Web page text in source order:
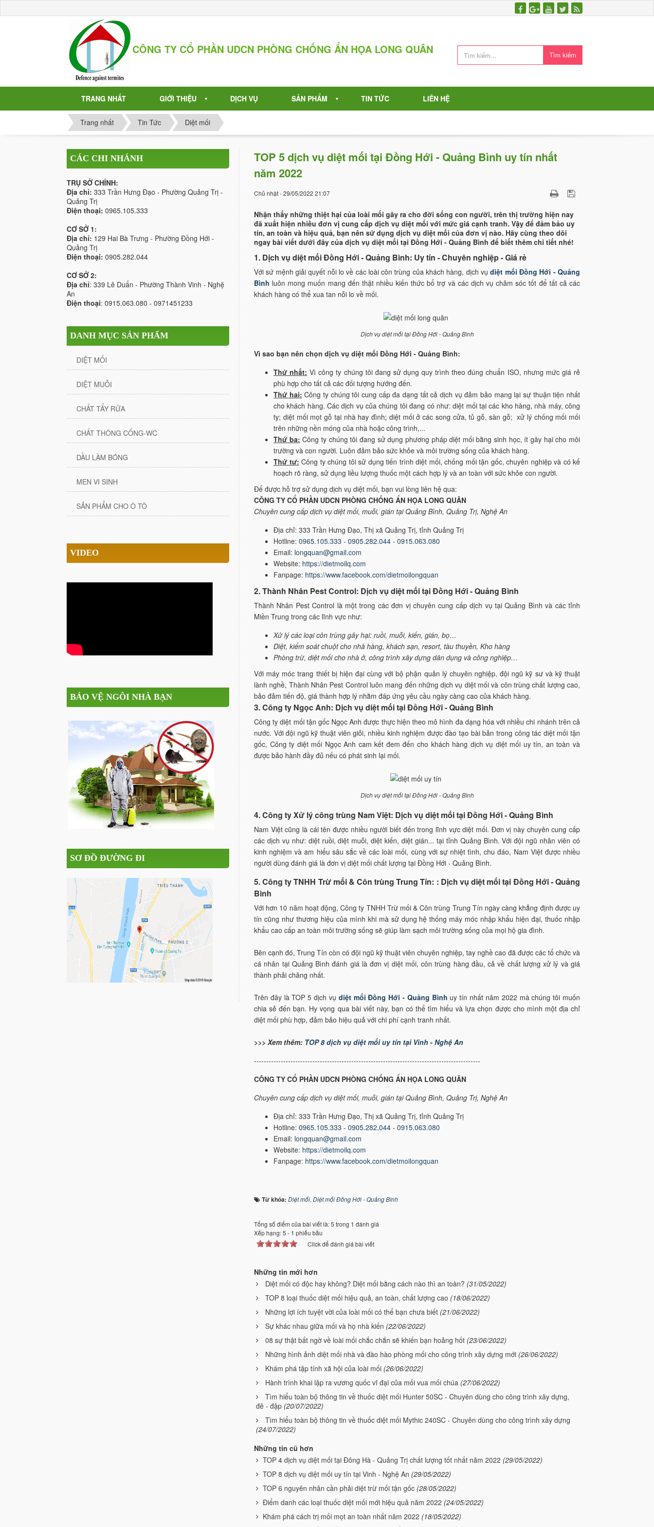
CÔNG TY CỔ PHẦN UDCN PHÒNG CHỐNG ẨN HỌA LONG QUÂN Tìm kiếm
TRANG NHẤT GIỚI THIỆU ▼ DỊCH VỤ SẢN PHẨM ▼ TIN TỨC LIÊN HỆ
Trang nhất Tin Tức Diệt mối
TOP 5 dịch vụ diệt mối tại Đồng Hới - Quảng Bình uy tín nhất
năm 2022
Chủ nhật - 29/05/2022 21:07
Nhận thấy những thiệt hại của loài mối gây ra cho đời sống con người, trên thị trường hiện nay
đã xuất hiện nhiều đơn vị cung cấp dịch vụ diệt mối với mức giá cạnh tranh. Vậy để đảm bảo uy
tín, an toàn và hiệu quả, bạn nên sử dụng dịch vụ diệt mối của đơn vị nào. Hãy cùng theo dõi
ngay bài viết dưới đây của dịch vụ diệt mối tại Đồng Hới - Quảng Bình để biết thêm chi tiết nhé!
1. Dịch vụ diệt mối Đồng Hới - Quảng Bình: Uy tín - Chuyên nghiệp - Giá rẻ
Với sứ mệnh giải quyết nỗi lo về các loài côn trùng của khách hàng, dịch vụdiệt mối Đồng Hới - Quảng
Bình luôn mong muốn mang đến thật nhiều kiến thức bổ trợ và các dịch vụ chăm sóc tốt để tất cả các
khách hàng có thể xua tan nỗi lo về mối.
Dịch vụ diệt mối tại Đồng Hới - Quảng Bình
Vì sao bạn nên chọn dịch vụ diệt mối Đồng Hới - Quảng Bình:
Thứ nhất: Vì công ty chúng tôi đang sử dụng quy trình theo đúng chuẩn ISO, nhưng mức giá rẻ
phù hợp cho tất cả các đối tượng hướng đến.
Thứ hai: Công ty chúng tôi cung cấp đa dạng tất cả dịch vụ đảm bảo mang lại sự thuận tiện nhất
cho khách hàng. Các dịch vụ của chúng tôi đang có như: diệt mối tại các kho hàng, nhà máy, công
ty; diệt mối mọt gỗ tại nhà hay đình; diệt mối ở các song cửa, tủ gỗ, sàn gỗ; xử lý chống mối mối
trên những nền móng của nhà hoặc công trình,...
Thứ ba: Công ty chúng tôi đang sử dụng phương pháp diệt mối bằng sinh học, ít gây hại cho môi
trường và con người. Luôn đảm bảo sức khỏe và môi trường sống của khách hàng.
Thứ tư: Công ty chúng tôi sử dụng tiến trình diệt mối, chống mối tận gốc, chuyên nghiệp và có kế
hoạch rõ ràng, sử dụng liều lượng thuốc một cách hợp lý và an toàn với sức khỏe con người.
Để được hỗ trợ sử dụng dịch vụ diệt mối, bạn vui lòng liên hệ qua:
CÔNG TY CỔ PHẦN UDCN PHÒNG CHỐNG ẨN HỌA LONG QUÂN
Chuyên cung cấp dịch vụ diệt mối, muỗi, gián tại Quảng Bình, Quảng Trị, Nghệ An
Địa chỉ: 333 Trần Hưng Đạo, Thị xã Quảng Trị, tỉnh Quảng Trị
Hotline: 0965.105.333 - 0905.282.044 - 0915.063.080
Email: longquan@gmail.com
Website: https://dietmoilq.com
Fanpage: https://www.facebook.com/dietmoilongquan
2. Thành Nhân Pest Control: Dịch vụ diệt mối tại Đồng Hới - Quảng Bình
Thành Nhân Pest Control là một trong các đơn vị chuyên cung cấp dịch vụ tại Quảng Bình và các tỉnh
Miền Trung trong các lĩnh vực như:
Xử lý các loại côn trùng gây hại: ruồi, muỗi, kiến, gián, bọ…
Diệt, kiểm soát chuột cho nhà hàng, khách sạn, resort, tàu thuyền, Kho hàng
Phòng trừ, diệt mối cho nhà ở, công trình xây dựng dân dụng và công nghiệp…
Với máy móc trang thiết bị hiện đại cùng với bộ phận quản lý chuyên nghiệp, đội ngũ kỹ sư và kỹ thuật
lành nghề, Thành Nhân Pest Control luôn mang đến những dịch vụ diệt mối và côn trùng chất lượng cao,
bảo đảm tiến độ, giá thành hợp lý nhằm đáp ứng yêu cầu ngày càng cao của khách hàng.
3. Công ty Ngọc Anh: Dịch vụ diệt mối tại Đồng Hới - Quảng Bình
Công ty diệt mối tận gốc Ngọc Anh được thực hiện theo mô hình đa dạng hóa với nhiều chi nhánh trên cả
nước. Với đội ngũ kỹ thuật viên giỏi, nhiều kinh nghiệm được đào tạo bài bản trong công tác diệt mối tận
gốc, Công ty diệt mối Ngọc Anh cam kết đem đến cho khách hàng dịch vụ diệt mối uy tín, an toàn và
được bảo hành đầy đủ nếu có phát sinh lại mối.
Dịch vụ diệt mối tại Đồng Hới - Quảng Bình
4. Công ty Xử lý công trùng Nam Việt: Dịch vụ diệt mối tại Đồng Hới - Quảng Bình
Nam Việt cũng là cái tên được nhiều người biết đến trong lĩnh vực diệt mối. Đơn vị này chuyên cung cấp
các dịch vụ như: diệt ruồi, diệt muỗi, diệt kiến, diệt gián... tại tỉnh Quảng Bình. Với đội ngũ nhân viên có
kinh nghiệm và am hiểu sâu sắc về các loài mối, cùng với sự nhiệt tình, chu đáo, Nam Việt được nhiều
người dùng đánh giá là đơn vị diệt mối chất lượng tại Đồng Hới - Quảng Bình.
5. Công ty TNHH Trừ mối & Côn trùng Trung Tín: : Dịch vụ diệt mối tại Đồng Hới - Quảng
Bình
Với hơn 10 năm hoạt động, Công ty TNHH Trừ mối & Côn trùng Trung Tín ngày càng khẳng định được uy
tín cũng như thương hiệu của mình khi mà sử dụng hệ thống máy móc nhập khẩu hiện đại, thuốc nhập
khẩu cao cấp an toàn môi trường sống sẽ giúp làm sạch môi trường sống của mọi hộ gia đình.
Bên cạnh đó, Trung Tín còn có đội ngũ kỹ thuật viên chuyên nghiệp, tay nghề cao đã được các tổ chức và
cá nhân tại Quảng Bình đánh giá là đơn vị diệt mối, côn trùng hàng đầu, cả về chất lượng xử lý và giá
thành phải chăng nhất.
Trên đây là TOP 5 dịch vụ diệt mối Đồng Hới - Quảng Bình uy tín nhất năm 2022 mà chúng tôi muốn
chia sẻ đến bạn. Hy vọng qua bài viết này, bạn có thể tìm hiểu và lựa chọn được cho mình một địa chỉ
diệt mối phù hợp, đảm bảo hiệu quả với chi phí cạnh tranh nhất.
>>> Xem thêm: TOP 8 dịch vụ diệt mối uy tín tại Vinh - Nghệ An
---------------------------------------------------------------------------------------------
CÔNG TY CỔ PHẦN UDCN PHÒNG CHỐNG ẨN HỌA LONG QUÂN
Chuyên cung cấp dịch vụ diệt mối, muỗi, gián tại Quảng Bình, Quảng Trị, Nghệ An
Địa chỉ: 333 Trần Hưng Đạo, Thị xã Quảng Trị, tỉnh Quảng Trị
Hotline: 0965.105.333 - 0905.282.044 - 0915.063.080
Email: longquan@gmail.com
Website: https://dietmoilq.com
Fanpage: https://www.facebook.com/dietmoilongquan
Từ khóa: Diệt mối, Diệt mối Đồng Hới - Quảng Bình
Tổng số điểm của bài viết là: 5 trong 1 đánh giá
Xếp hạng:5 - 1 phiếu bầu
Click để đánh giá bài viết
Những tin mới hơn
Diệt mối có độc hay không? Diệt mối bằng cách nào thì an toàn? (31/05/2022)
TOP 8 loại thuốc diệt mối hiệu quả, an toàn, chất lượng cao (18/06/2022)
Những lợi ích tuyệt vời của loài mối có thể bạn chưa biết (21/06/2022)
Sự khác nhau giữa mối và họ nhà kiến (22/06/2022)
08 sự thật bất ngờ về loài mối chắc chắn sẽ khiến bạn hoảng hốt (23/06/2022)
Những hình ảnh diệt mối nhà và đào hào phòng mối cho công trình xây dựng mới (26/06/2022)
Khám phá tập tính xã hội của loài mối (26/06/2022)
Hành trình khai lập ra vương quốc vĩ đại của mối vua mối chúa (27/06/2022)
Tìm hiểu toàn bộ thông tin về thuốc diệt mối Hunter 50SC - Chuyên dùng cho công trình xây dựng,
đê - đập (20/07/2022)
Tìm hiểu toàn bộ thông tin về thuốc diệt mối Mythic 240SC - Chuyên dùng cho công trình xây dựng
(24/07/2022)
Những tin cũ hơn
TOP 4 dịch vụ diệt mối tại Đông Hà - Quảng Trị chất lượng tốt nhất năm 2022 (29/05/2022)
TOP 8 dịch vụ diệt mối uy tín tại Vinh - Nghệ An (29/05/2022)
TOP 6 nguyên nhân cần phải diệt trừ mối tận gốc (28/05/2022)
Điểm danh các loại thuốc diệt mối mới hiệu quả năm 2022 (24/05/2022)
Khám phá cách trị mối mọt an toàn nhất năm 2022 (18/05/2022)
CÁC CHI NHÁNH
TRỤ SỞ CHÍNH:
Địa chỉ: 333 Trần Hưng Đạo - Phường Quảng Trị -
Quảng Trị
Điện thoại: 0965.105.333
CƠ SỞ 1:
Địa chỉ: 129 Hai Bà Trưng - Phường Đồng Hới -
Quảng Trị
Điện thoại: 0905.282.044
CƠ SỞ 2:
Địa chỉ: 339 Lê Duẩn - Phường Thành Vinh - Nghệ
An
Điện thoại: 0915.063.080 - 0971451233
DANH MỤC SẢN PHẨM
DIỆT MỐI
DIỆT MUỖI
CHẤT TẨY RỬA
CHẤT THÔNG CỐNG-WC
DẦU LÀM BÓNG
MEN VI SINH
SẢN PHẨM CHO Ô TÔ
VIDEO
BẢO VỆ NGÔI NHÀ BẠN
SƠ ĐỒ ĐƯỜNG ĐI